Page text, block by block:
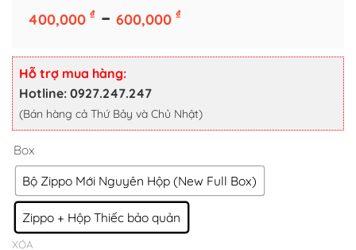
400,000 ₫ – 600,000 ₫Khoảng
từ
600,000 ₫
Hỗ trợ mua hàng:
Hotline: 0927.247.247
(Bán hàng cả Thứ Bảy và Chủ Nhật)
XÓA
Bật lửa zippo internet (mã số 79) - mạng toàn cầu số lượng
Mua Ngay Sản Phẩm